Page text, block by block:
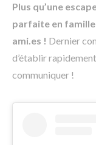
Plus qu’une
parfaite en
ami.es ! Dernier
d’établir
communiquer !